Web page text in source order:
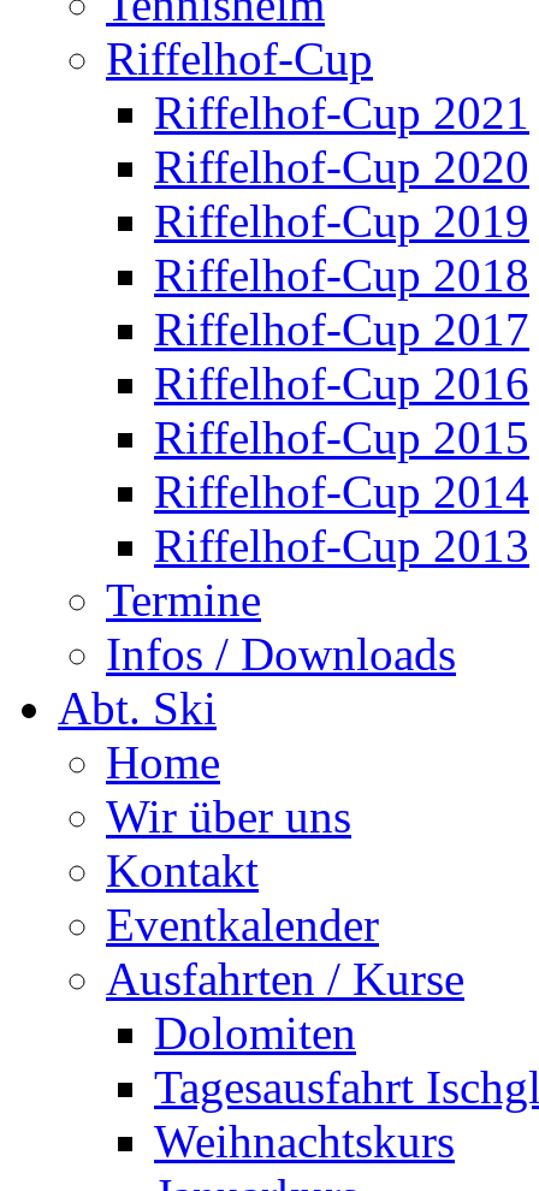
Riffelhof-Cup
Riffelhof-Cup 2021
Riffelhof-Cup 2020
Riffelhof-Cup 2019
Riffelhof-Cup 2018
Riffelhof-Cup 2017
Riffelhof-Cup 2016
Riffelhof-Cup 2015
Riffelhof-Cup 2014
Riffelhof-Cup 2013
Termine
Infos / Downloads
Abt. Ski
Home
Wir über uns
Kontakt
Eventkalender
Ausfahrten / Kurse
Dolomiten
Tagesausfahrt
Weihnachtskurs